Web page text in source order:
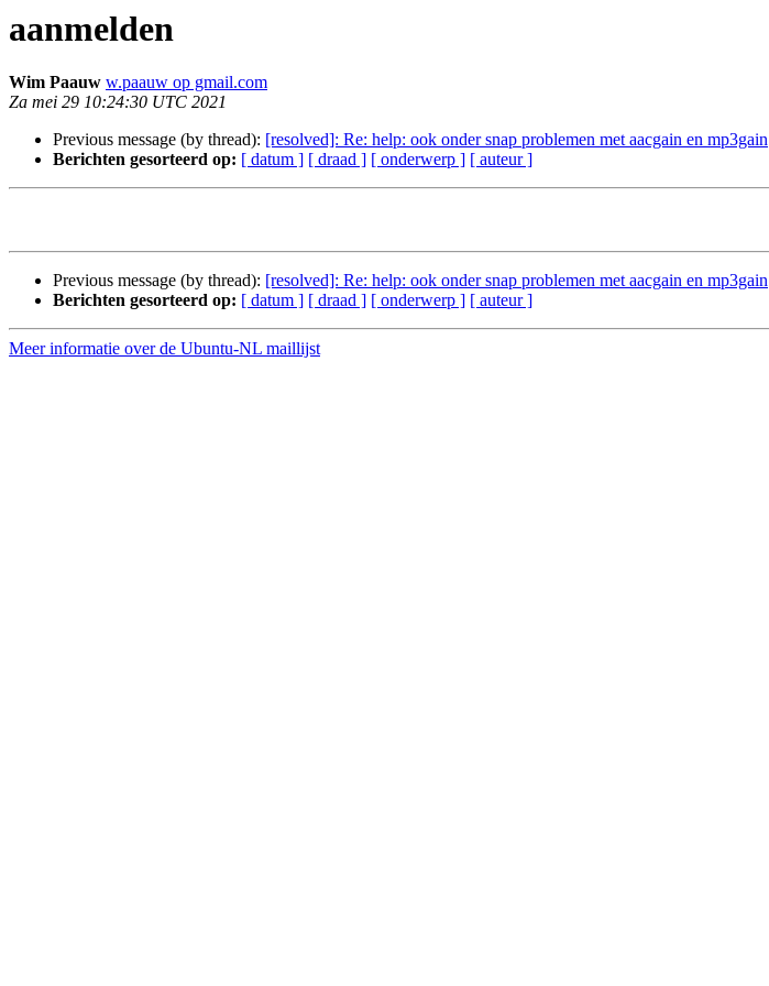
aanmelden
Wim Paauw w.paauw op gmail.com
Za mei 29 10:24:30 UTC 2021
Previous message (by thread): [resolved]: Re: help: ook onder snap problemen met aacgain en mp3gain
Berichten gesorteerd op: [ datum ] [ draad ] [ onderwerp ] [ auteur ]
Previous message (by thread): [resolved]: Re: help: ook onder snap problemen met aacgain en mp3gain
Berichten gesorteerd op: [ datum ] [ draad ] [ onderwerp ] [ auteur ]
Meer informatie over de Ubuntu-NL maillijst